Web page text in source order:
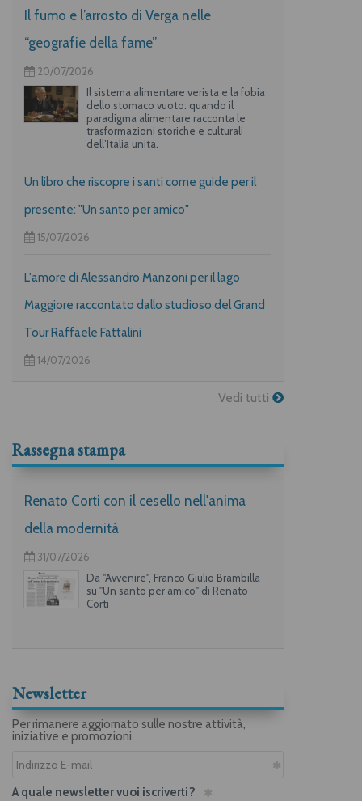
Il fumo e l’arrosto di Verga nelle
“geografie della fame”
20/07/2026
Il sistema alimentare verista e la fobia
dello stomaco vuoto: quando il
paradigma alimentare racconta le
trasformazioni storiche e culturali
dell’Italia unita.
Un libro che riscopre i santi come guide per il
presente: "Un santo per amico"
15/07/2026
L'amore di Alessandro Manzoni per il lago
Maggiore raccontato dallo studioso del Grand
Tour Raffaele Fattalini
14/07/2026
Vedi tutti
Rassegna stampa
Renato Corti con il cesello nell'anima
della modernità
31/07/2026
Da "Avvenire", Franco Giulio Brambilla
su "Un santo per amico" di Renato
Corti
Newsletter
Per rimanere aggiornato sulle nostre attività,
iniziative e promozioni
A quale newsletter vuoi iscriverti?